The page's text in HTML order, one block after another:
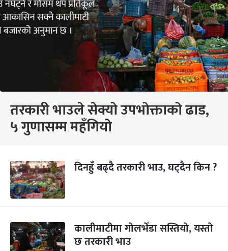
तरकारी भाउले सेक्यो उपभोक्ताको ढाड,
५ गुणासम्म महँगियो
दिनहुँ बढ्दै तरकारी भाउ, घट्दैन किन ?
कालीमाटीमा गोलभेँडा सस्तियो, यस्तो
छ तरकारी भाउ